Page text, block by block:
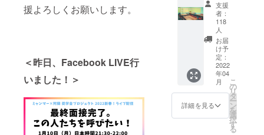
援よろしくお願いします。
＜昨日、Facebook LIVE行
いました！＞
動を
メール
にてご
報告い
たしま
す。
ら24年4
月ま
で、半
年に1回
を予
定） ---
①②③
2022年
4月頃、
ミャン
マー留
okコ
ミュニ
ティへ
のご招
待 ②
ミャン
マー留
学生か
らのお
手紙
（2022
支援
者：
118
人
お届
け予
定：
2022
年04
月
詳細を見る
こ
の
リ
タ
ー
ン
を
選
択
す
る